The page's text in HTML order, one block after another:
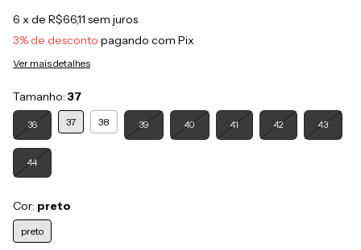
6 x de R$66,11 sem juros
3% de desconto pagando com Pix
Ver mais detalhes
Tamanho: 37
36 37 38 39 40 41 42 43
44
Cor: preto
preto